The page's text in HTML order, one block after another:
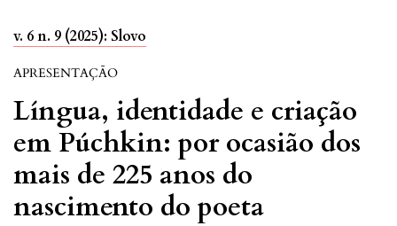
v. 6 n. 9 (2025): Slovo
APRESENTAÇÃO
Língua, identidade e criação
em Púchkin: por ocasião dos
mais de 225 anos do
nascimento do poeta